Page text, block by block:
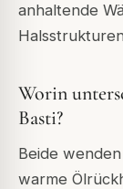
anhaltende
Worin
Basti?
Beide
warme